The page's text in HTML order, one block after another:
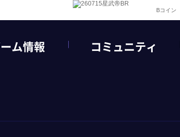
Bコイン
ム情報 コミュニティ